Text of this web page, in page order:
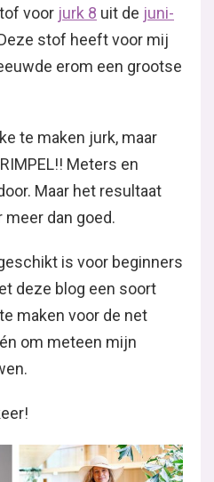
voor jurk 8 uit de juni-
stof heeft voor mij
erom een grootse
te maken jurk, maar
Meters en
Maar het resultaat
meer dan goed.
is voor beginners
deze blog een soort
maken voor de net
om meteen mijn